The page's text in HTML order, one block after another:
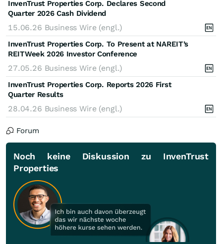
InvenTrust Properties Corp. Declares Second
Quarter 2026 Cash Dividend
15.06.26 Business Wire (engl.)
InvenTrust Properties Corp. To Present at NAREIT’s
REITWeek 2026 Investor Conference
27.05.26 Business Wire (engl.)
InvenTrust Properties Corp. Reports 2026 First
Quarter Results
28.04.26 Business Wire (engl.)
Forum
Noch keine Diskussion zu InvenTrust
Properties